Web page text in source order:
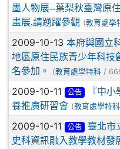
墨人物展--葉梨秋臺灣原
畫展,請踴躍參觀 (教育處學
2009-10-13 本府與國立
地區原住民族青少年科技
名參加。
(教育處學特科 /
2009-10-11 公告
『中
養推廣研習會 (教育處學特科
2009-10-11 公告
臺北市
史科資訊融入教學教材發